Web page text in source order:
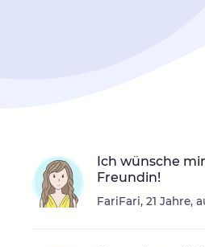
Ich wünsche
Freundin!
FariFari, 21 Jahre,